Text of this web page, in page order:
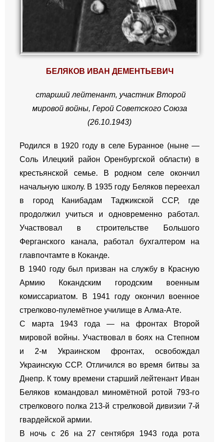
БЕЛЯКОВ ИВАН ДЕМЕНТЬЕВИЧ
старший лейтенант, участник Второй
мировой войны, Герой Советского Союза
(26.10.1943)
Родился в 1920 году в селе Буранное (ныне —
Соль Илецкий район Оренбургской области) в
крестьянской семье. В родном селе окончил
начальную школу. В 1935 году Беляков переехал
в город Канибадам Таджикской ССР, где
продолжил учиться и одновременно работал.
Участвовал в строительстве Большого
Ферганского канала, работал бухгалтером на
главпочтамте в Коканде.
В 1940 году был призван на службу в Красную
Армию Кокандским городским военным
комиссариатом. В 1941 году окончил военное
стрелково-пулемётное училище в Алма-Ате.
С марта 1943 года — на фронтах Второй
мировой войны. Участвовал в боях на Степном
и 2-м Украинском фронтах, освобождал
Украинскую ССР. Отличился во время битвы за
Днепр. К тому времени старший лейтенант Иван
Беляков командовал миномётной ротой 793-го
стрелкового полка 213-й стрелковой дивизии 7-й
гвардейской армии.
В ночь с 26 на 27 сентября 1943 года рота